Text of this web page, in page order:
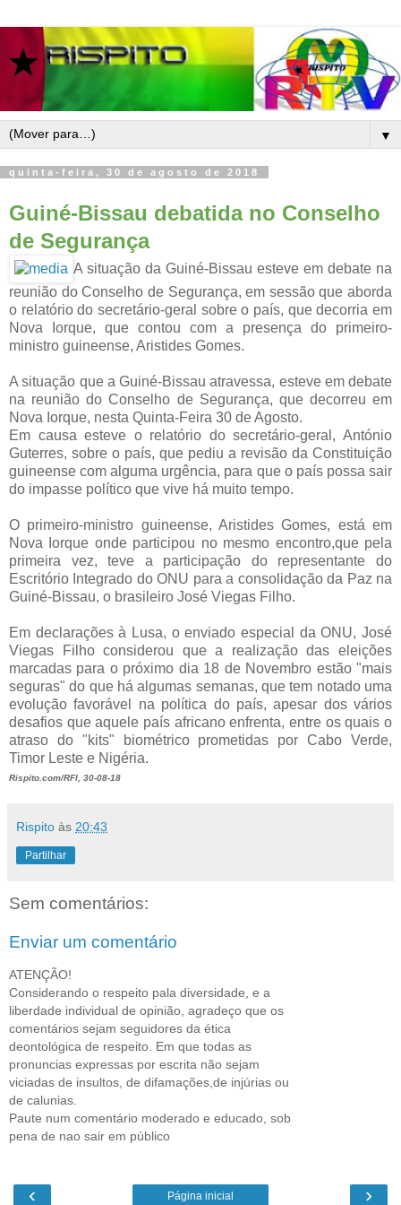
▼
quinta-feira, 30 de agosto de 2018
Guiné-Bissau debatida no Conselho
de Segurança
A situação da Guiné-Bissau esteve em debate na
reunião do Conselho de Segurança, em sessão que aborda
o relatório do secretário-geral sobre o país, que decorria em
Nova Iorque, que contou com a presença do primeiro-
ministro guineense, Aristides Gomes.
A situação que a Guiné-Bissau atravessa, esteve em debate
na reunião do Conselho de Segurança, que decorreu em
Nova Iorque, nesta Quinta-Feira 30 de Agosto.
Em causa esteve o relatório do secretário-geral, António
Guterres, sobre o país, que pediu a revisão da Constituição
guineense com alguma urgência, para que o país possa sair
do impasse político que vive há muito tempo.
O primeiro-ministro guineense, Aristides Gomes, está em
Nova Iorque onde participou no mesmo encontro,que pela
primeira vez, teve a participação do representante do
Escritório Integrado do ONU para a consolidação da Paz na
Guiné-Bissau, o brasileiro José Viegas Filho.
Em declarações à Lusa, o enviado especial da ONU, José
Viegas Filho considerou que a realização das eleições
marcadas para o próximo dia 18 de Novembro estão "mais
seguras" do que há algumas semanas, que tem notado uma
evolução favorável na política do país, apesar dos vários
desafios que aquele país africano enfrenta, entre os quais o
atraso do "kits" biométrico prometidas por Cabo Verde,
Timor Leste e Nigéria.
Rispito.com/RFI, 30-08-18
Rispito às 20:43
Partilhar
Sem comentários:
Enviar um comentário
ATENÇÃO!
Considerando o respeito pala diversidade, e a
liberdade individual de opinião, agradeço que os
comentários sejam seguidores da ética
deontológica de respeito. Em que todas as
pronuncias expressas por escrita não sejam
viciadas de insultos, de difamações,de injúrias ou
de calunias.
Paute num comentário moderado e educado, sob
pena de nao sair em público
‹ ›
Página inicial